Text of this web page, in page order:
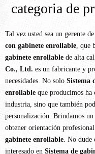
categoria de
Tal vez usted sea un gerente
con gabinete enrollable, que
gabinete enrollable de alta
Co., Ltd. es un fabricante y
necesidades. No solo Sistema
enrollable que producimos ha
industria, sino que también
personalización. Brindamos
obtener orientación
gabinete enrollable. No dude
interesado en Sistema de